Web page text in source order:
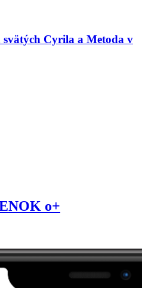
Cyrila a Metoda v
o+